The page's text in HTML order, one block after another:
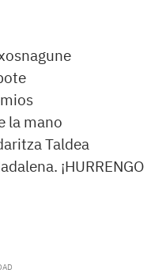
la mano
Taldea
¡HURRENGO